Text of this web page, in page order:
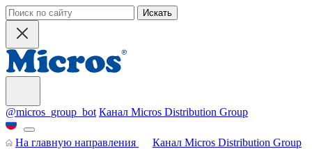
Искать
@micros_group_bot Канал Micros Distribution Group
На главную направления
Канал Micros Distribution Group